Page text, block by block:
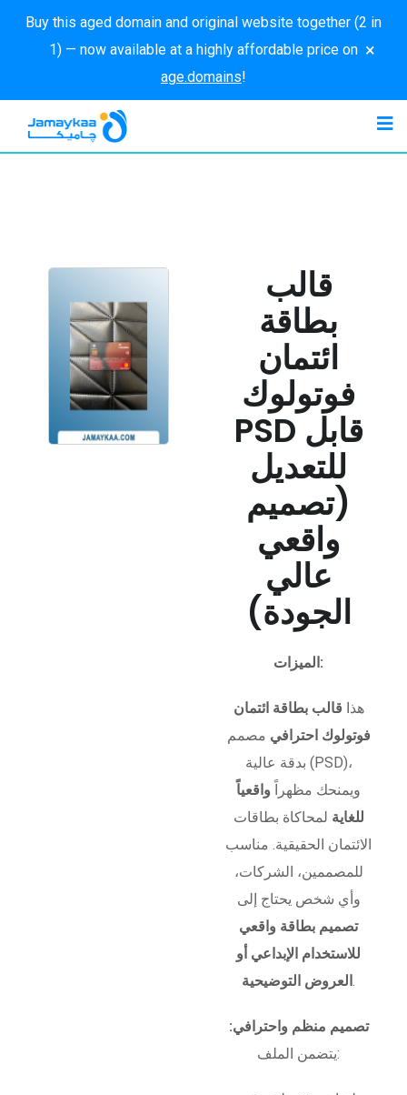
Buy this aged domain and original website together (2 in
1) — now available at a highly affordable price on
age.domains!
×
قالب
بطاقة
ائتمان
فوتولوك
PSD قابل
للتعديل
(تصميم
واقعي
عالي
الجودة)
الميزات:
هذا قالب بطاقة ائتمان
فوتولوك احترافي مصمم
بدقة عالية (PSD)،
ويمنحك مظهراً واقعياً
للغاية لمحاكاة بطاقات
الائتمان الحقيقية. مناسب
للمصممين، الشركات،
وأي شخص يحتاج إلى
تصميم بطاقة واقعي
للاستخدام الإبداعي أو
العروض التوضيحية .
تصميم منظم واحترافي:
يتضمن الملف: